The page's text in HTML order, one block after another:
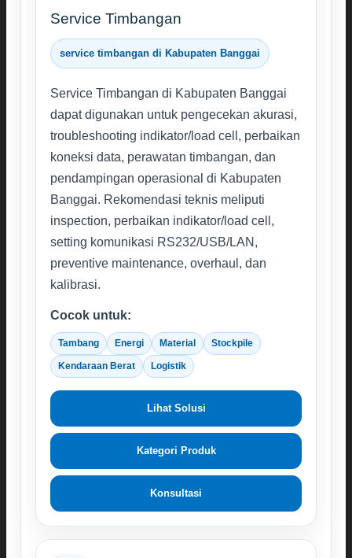
Service Timbangan
service timbangan di Kabupaten Banggai
Service Timbangan di Kabupaten Banggai
dapat digunakan untuk pengecekan akurasi,
troubleshooting indikator/load cell, perbaikan
koneksi data, perawatan timbangan, dan
pendampingan operasional di Kabupaten
Banggai. Rekomendasi teknis meliputi
inspection, perbaikan indikator/load cell,
setting komunikasi RS232/USB/LAN,
preventive maintenance, overhaul, dan
kalibrasi.
Cocok untuk:
Tambang Energi Material Stockpile
Kendaraan Berat Logistik
Lihat Solusi
Kategori Produk
Konsultasi